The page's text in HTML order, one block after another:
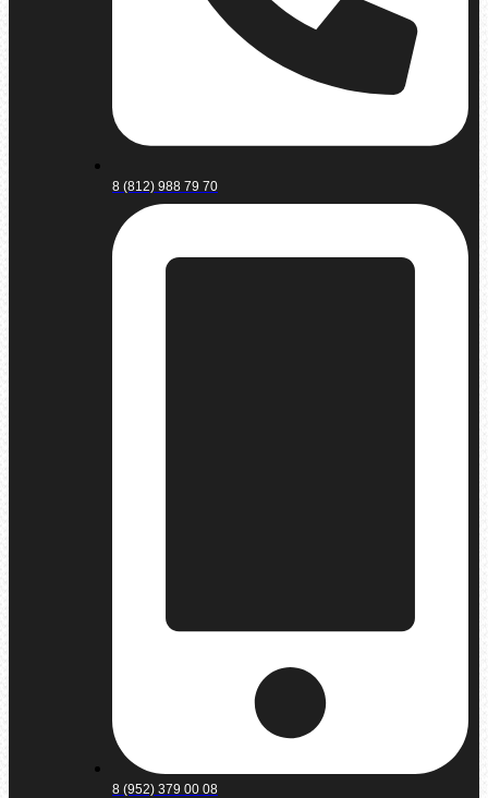
8 (812) 988 79 70
8 (952) 379 00 08